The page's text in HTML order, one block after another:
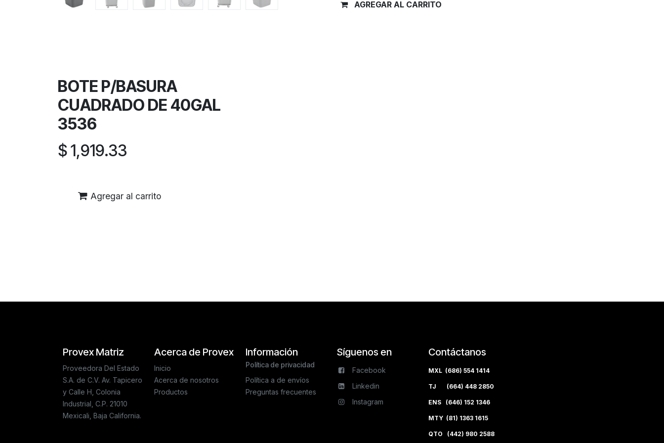
AGREGAR AL CARRITO
BOTE P/BASURA
CUADRADO DE 40GAL
3536
$1,919.33
Agregar al carrito
Acerca de Provex
Inicio
Acerca de nosotros
Productos
Síguenos en
Facebook
Linkedin
Instagram
Provex Matriz
Proveedora Del Estado
S.A. de C.V. Av. Tapicero
y Calle H, Colonia
Industrial, C.P. 21010
Mexicali, Baja California.
Información
Política de privacidad
Política a de envíos
Preguntas frecuentes
Contáctanos
MXL (686) 554 1414
TJ (664) 448 2850
ENS (646) 152 1346
MTY (81) 1363 1615
QTO (442) 980 2588